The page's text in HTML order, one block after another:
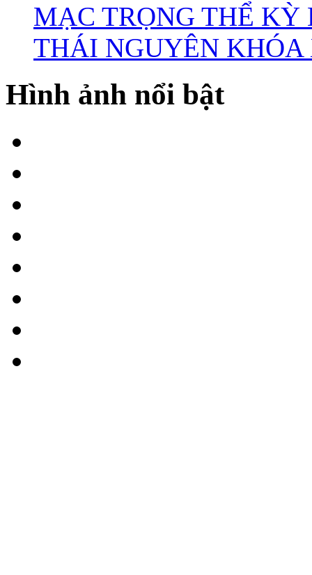
MẠC TRỌNG THỂ
THÁI NGUYÊN KHÓA
Hình ảnh nổi bật